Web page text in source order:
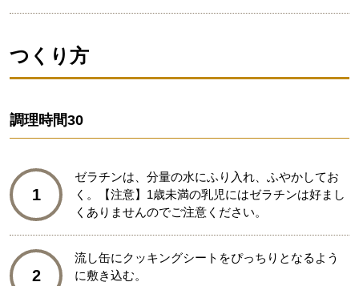
つくり方
調理時間30
1
ゼラチンは、分量の水にふり入れ、ふやかしてお
く。【注意】1歳未満の乳児にはゼラチンは好まし
くありませんのでご注意ください。
2
流し缶にクッキングシートをぴっちりとなるよう
に敷き込む。